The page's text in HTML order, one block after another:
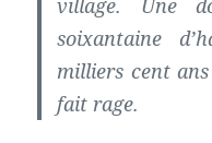
village. Une
soixantaine
milliers cent
fait rage.